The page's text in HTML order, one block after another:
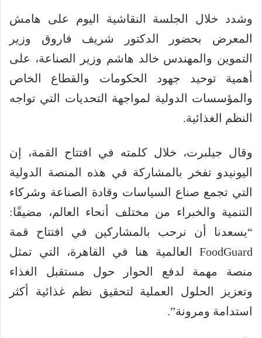
وشدد خلال الجلسة النقاشية اليوم على هامش
المعرض بحضور الدكتور شريف فاروق وزير
التموين والمهندس خالد هاشم وزير الصناعة، على
أهمية توحيد جهود الحكومات والقطاع الخاص
والمؤسسات الدولية لمواجهة التحديات التي تواجه
النظم الغذائية.
وقال جيلبرت، خلال كلمته في افتتاح القمة، إن
اليونيدو تفخر بالمشاركة في هذه المنصة الدولية
التي تجمع صناع السياسات وقادة الصناعة وشركاء
التنمية والخبراء من مختلف أنحاء العالم، مضيفًا:
“يسعدنا أن نرحب بالمشاركين في افتتاح قمة
FoodGuard العالمية هنا في القاهرة، التي تمثل
منصة مهمة لدفع الحوار حول مستقبل الغذاء
وتعزيز الحلول العملية لتحقيق نظم غذائية أكثر
استدامة ومرونة”.